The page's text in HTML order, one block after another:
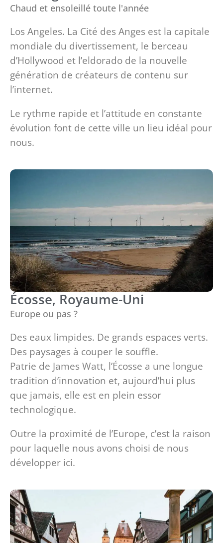
Chaud et ensoleillé toute l'année
Los Angeles. La Cité des Anges est la capitale
mondiale du divertissement, le berceau
d’Hollywood et l’eldorado de la nouvelle
génération de créateurs de contenu sur
l’internet.
Le rythme rapide et l’attitude en constante
évolution font de cette ville un lieu idéal pour
nous.
Écosse, Royaume-Uni
Europe ou pas ?
Des eaux limpides. De grands espaces verts.
Des paysages à couper le souffle.
Patrie de James Watt, l’Écosse a une longue
tradition d’innovation et, aujourd’hui plus
que jamais, elle est en plein essor
technologique.
Outre la proximité de l’Europe, c’est la raison
pour laquelle nous avons choisi de nous
développer ici.